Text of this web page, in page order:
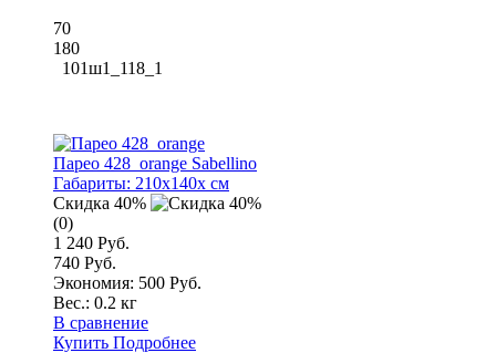
70
180
101ш1_118_1
Парео 428_orange Sabellino
Габариты: 210x140x см
Скидка 40%
(0)
1 240 Руб.
740 Руб.
Экономия: 500 Руб.
Вес.: 0.2 кг
В сравнение
Купить Подробнее